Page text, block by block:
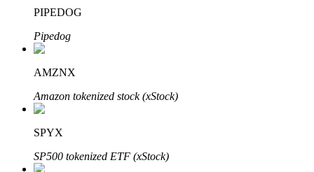
Bitrue
Bitruści Partnerzy
PIPEDOG
Pipedog
AMZNX
Amazon tokenized stock (xStock)
SPYX
SP500 tokenized ETF (xStock)